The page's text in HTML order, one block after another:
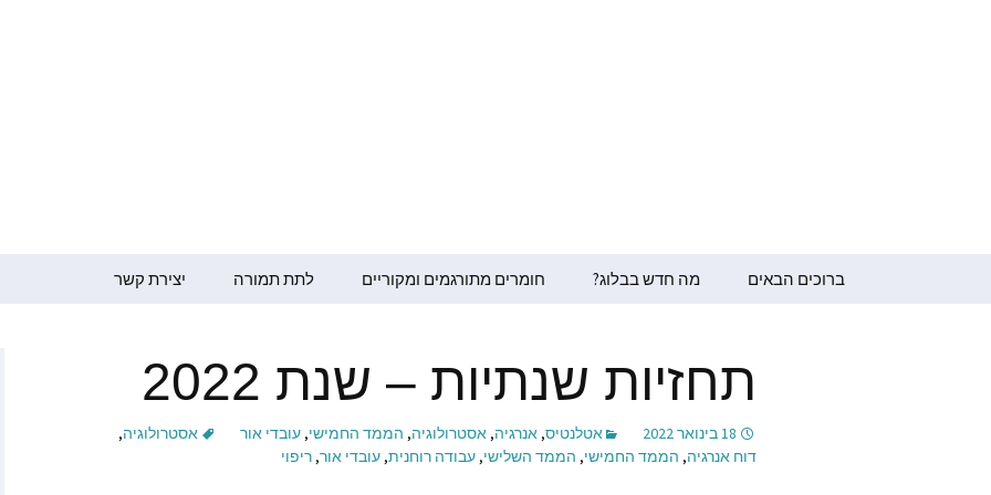
ברוכים הבאים מה חדש בבלוג? חומרים מתורגמים ומקוריים
ג’ניפר הופמן
ד״ר דייגו ברמן
לתת תמורה יצירת קשר
תחזיות שנתיות – שנת 2022
18 בינואר 2022 אטלנטיס, אנרגיה, אסטרולוגיה, הממד החמישי, עובדי אור אסטרולוגיה,
דוח אנרגיה, הממד החמישי, הממד השלישי, עבודה רוחנית, עובדי אור, ריפוי